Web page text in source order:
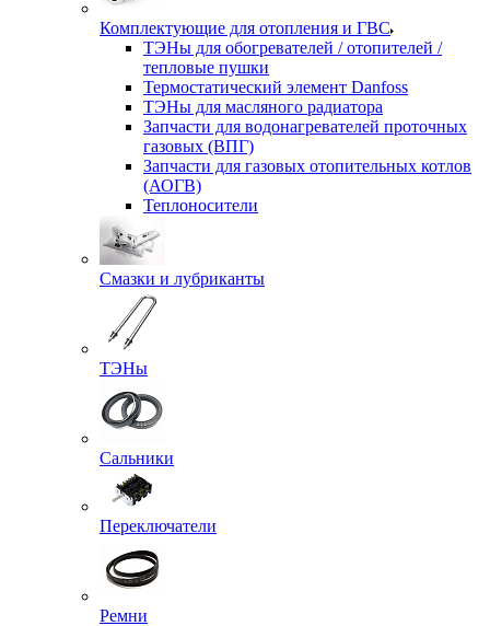
Комплектующие для отопления и ГВС
ТЭНы для обогревателей / отопителей /
тепловые пушки
Термостатический элемент Danfoss
ТЭНы для масляного радиатора
Запчасти для водонагревателей проточных
газовых (ВПГ)
Запчасти для газовых отопительных котлов
(АОГВ)
Теплоносители
Смазки и лубриканты
ТЭНы
Сальники
Переключатели
Ремни